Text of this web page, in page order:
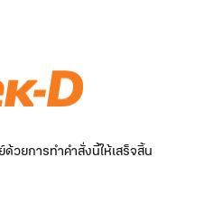
วยการทำคำสั่งนี้ให้เสร็จสิ้น